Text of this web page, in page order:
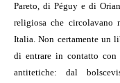
Pareto, di Péguy e di
religiosa che circolavano
Italia. Non certamente un
di entrare in contatto
antitetiche: dal